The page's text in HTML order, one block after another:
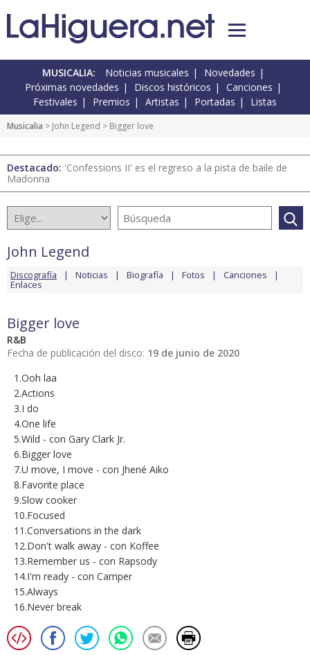
MUSICALIA: Noticias musicales
Novedades
Próximas novedades
Discos históricos
Canciones
Festivales
Premios Artistas Portadas Listas
Musicalia > John Legend > Bigger love
Destacado: 'Confessions II' es el regreso a la pista de baile de
Madonna
John Legend
Discografía Noticias Biografía Fotos Canciones
Enlaces
Bigger love
R&B
Fecha de publicación del disco: 19 de junio de 2020
1.Ooh laa
2.Actions
3.I do
4.One life
5.Wild - con Gary Clark Jr.
6.Bigger love
7.U move, I move - con Jhené Aiko
8.Favorite place
9.Slow cooker
10.Focused
11.Conversations in the dark
12.Don't walk away - con Koffee
13.Remember us - con Rapsody
14.I'm ready - con Camper
15.Always
16.Never break